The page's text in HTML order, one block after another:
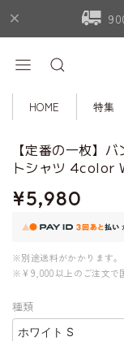
HOME 特集
【定番の一枚】
トシャツ 4color
¥5,980
※別途送料がかかります。
※¥9,000以上のご注文で
種類